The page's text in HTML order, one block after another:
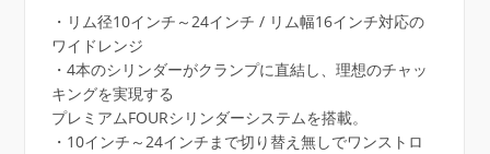
・リム径10インチ～24インチ / リム幅16インチ対応の
ワイドレンジ
・4本のシリンダーがクランプに直結し、理想のチャッ
キングを実現する
プレミアムFOURシリンダーシステムを搭載。
・10インチ～24インチまで切り替え無しでワンストロ